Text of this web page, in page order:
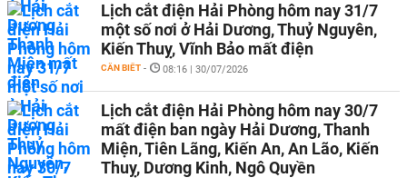
Lịch cắt điện Hải Phòng hôm nay 31/7
một số nơi ở Hải Dương, Thuỷ Nguyên,
Kiến Thuỵ, Vĩnh Bảo mất điện
CẦN BIẾT - 08:16 | 30/07/2026
Lịch cắt điện Hải Phòng hôm nay 30/7
mất điện ban ngày Hải Dương, Thanh
Miện, Tiên Lãng, Kiến An, An Lão, Kiến
Thuỵ, Dương Kinh, Ngô Quyền